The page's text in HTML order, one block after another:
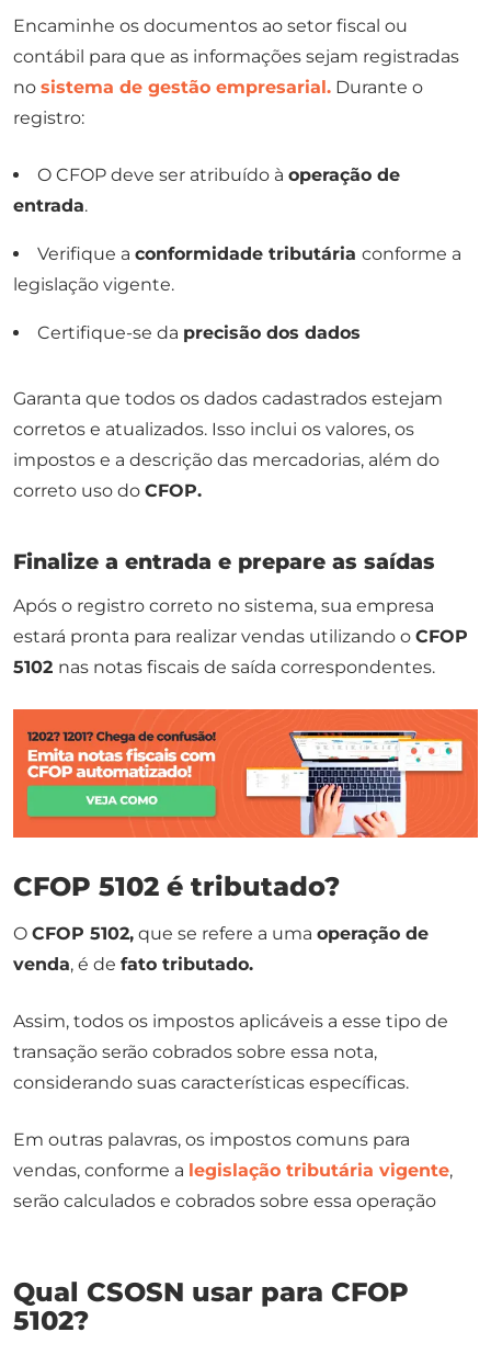
Encaminhe os documentos ao setor fiscal ou
contábil para que as informações sejam registradas
no sistema de gestão empresarial. Durante o
registro:
O CFOP deve ser atribuído à operação de
entrada.
Verifique a conformidade tributária conforme a
legislação vigente.
Certifique-se da precisão dos dados
Garanta que todos os dados cadastrados estejam
corretos e atualizados. Isso inclui os valores, os
impostos e a descrição das mercadorias, além do
correto uso do CFOP.
Finalize a entrada e prepare as saídas
Após o registro correto no sistema, sua empresa
estará pronta para realizar vendas utilizando o CFOP
5102 nas notas fiscais de saída correspondentes.
CFOP 5102 é tributado?
O CFOP 5102, que se refere a uma operação de
venda, é de fato tributado.
Assim, todos os impostos aplicáveis a esse tipo de
transação serão cobrados sobre essa nota,
considerando suas características específicas.
Em outras palavras, os impostos comuns para
vendas, conforme a legislação tributária vigente,
serão calculados e cobrados sobre essa operação
Qual CSOSN usar para CFOP
5102?